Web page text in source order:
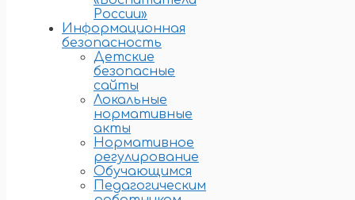
России»
Информационная
безопасность
Детские
безопасные
сайты
Локальные
нормативные
акты
Нормативное
регулирование
Обучающимся
Педагогическим